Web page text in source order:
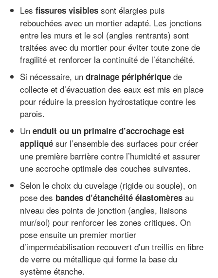
Les fissures visibles sont élargies puis
rebouchées avec un mortier adapté. Les jonctions
entre les murs et le sol (angles rentrants) sont
traitées avec du mortier pour éviter toute zone de
fragilité et renforcer la continuité de l’étanchéité.
Si nécessaire, un drainage périphérique de
collecte et d’évacuation des eaux est mis en place
pour réduire la pression hydrostatique contre les
parois.
Un enduit ou un primaire d’accrochage est
appliqué sur l’ensemble des surfaces pour créer
une première barrière contre l’humidité et assurer
une accroche optimale des couches suivantes.
Selon le choix du cuvelage (rigide ou souple), on
pose des bandes d’étanchéité élastomères au
niveau des points de jonction (angles, liaisons
mur/sol) pour renforcer les zones critiques. On
pose ensuite un premier mortier
d’imperméabilisation recouvert d’un treillis en fibre
de verre ou métallique qui forme la base du
système étanche.